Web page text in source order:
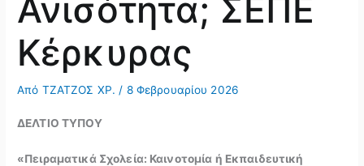
Ανισότητα; ΣΕΠΕ
Κέρκυρας
Από ΤΖΑΤΖΟΣ ΧΡ. / 8 Φεβρουαρίου 2026
ΔΕΛΤΙΟ ΤΥΠΟΥ
«Πειραματικά Σχολεία: Καινοτομία ή Εκπαιδευτική